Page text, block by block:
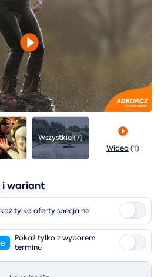
Wszystkie(7)
Wideo(1)
i wariant
tylko oferty specjalne
Pokaż tylko z wyborem
terminu